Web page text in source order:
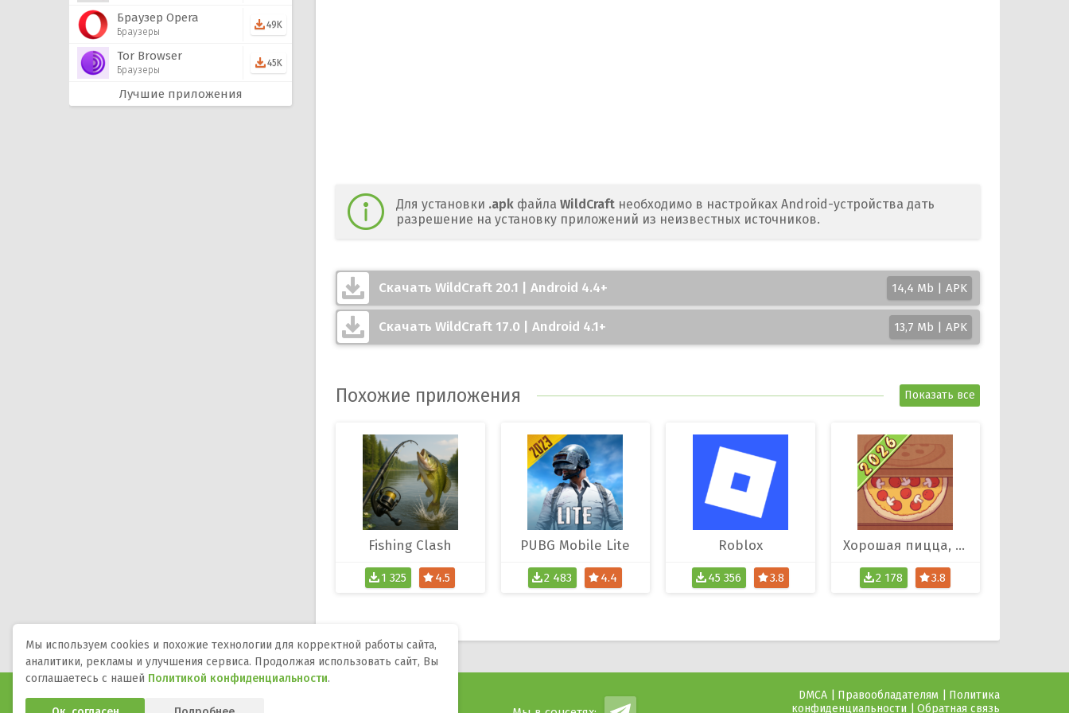
Браузер Opera
Браузеры
49K
Tor Browser
Браузеры
45K
Лучшие приложения
Для установки .apk файла WildCraft необходимо в настройках Android-устройства дать
разрешение на установку приложений из неизвестных источников.
Скачать WildCraft 20.1 | Android 4.4+ 14,4 Mb | APK
Скачать WildCraft 17.0 | Android 4.1+ 13,7 Mb | APK
Похожие приложения Показать все
Fishing Clash
1 325 4.5
PUBG Mobile Lite
2 483 4.4
Roblox
45 356 3.8
Хорошая пицца, Отличная пицца
2 178 3.8
DMCA Правообладателям
Политика
конфиденциальности
Обратная связь
Программы и игры для телефона, планшета и ТВ на Андроид.
Мы используем cookies и похожие технологии для корректной работы сайта,
аналитики, рекламы и улучшения сервиса. Продолжая использовать сайт, Вы
соглашаетесь с нашей Политикой конфиденциальности.